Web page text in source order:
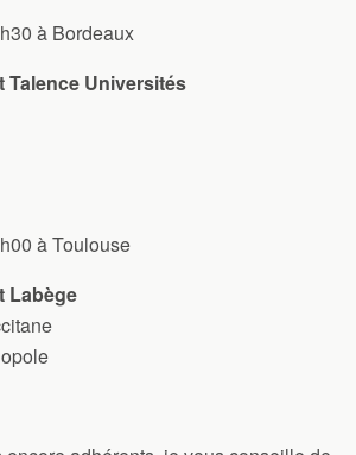
à Bordeaux
Talence Universités
à Toulouse
Labège